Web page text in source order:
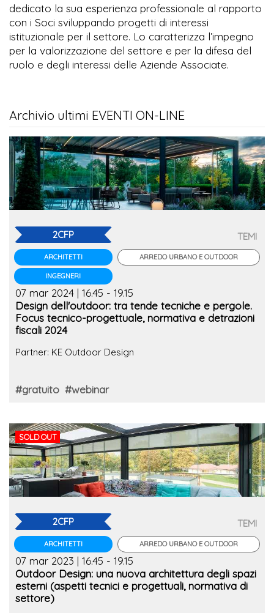
dedicato la sua esperienza professionale al rapporto
con i Soci sviluppando progetti di interessi
istituzionale per il settore. Lo caratterizza l’impegno
per la valorizzazione del settore e per la difesa del
ruolo e degli interessi delle Aziende Associate.
Archivio ultimi EVENTI ON-LINE
2CFP
ARCHITETTI
INGEGNERI
TEMI
ARREDO URBANO E OUTDOOR
07 mar 2024 | 16.45 - 19.15
Design dell'outdoor: tra tende tecniche e pergole.
Focus tecnico-progettuale, normativa e detrazioni
fiscali 2024
Partner: KE Outdoor Design
#gratuito #webinar
SOLD OUT
2CFP
ARCHITETTI
TEMI
ARREDO URBANO E OUTDOOR
07 mar 2023 | 16.45 - 19.15
Outdoor Design: una nuova architettura degli spazi
esterni (aspetti tecnici e progettuali, normativa di
settore)